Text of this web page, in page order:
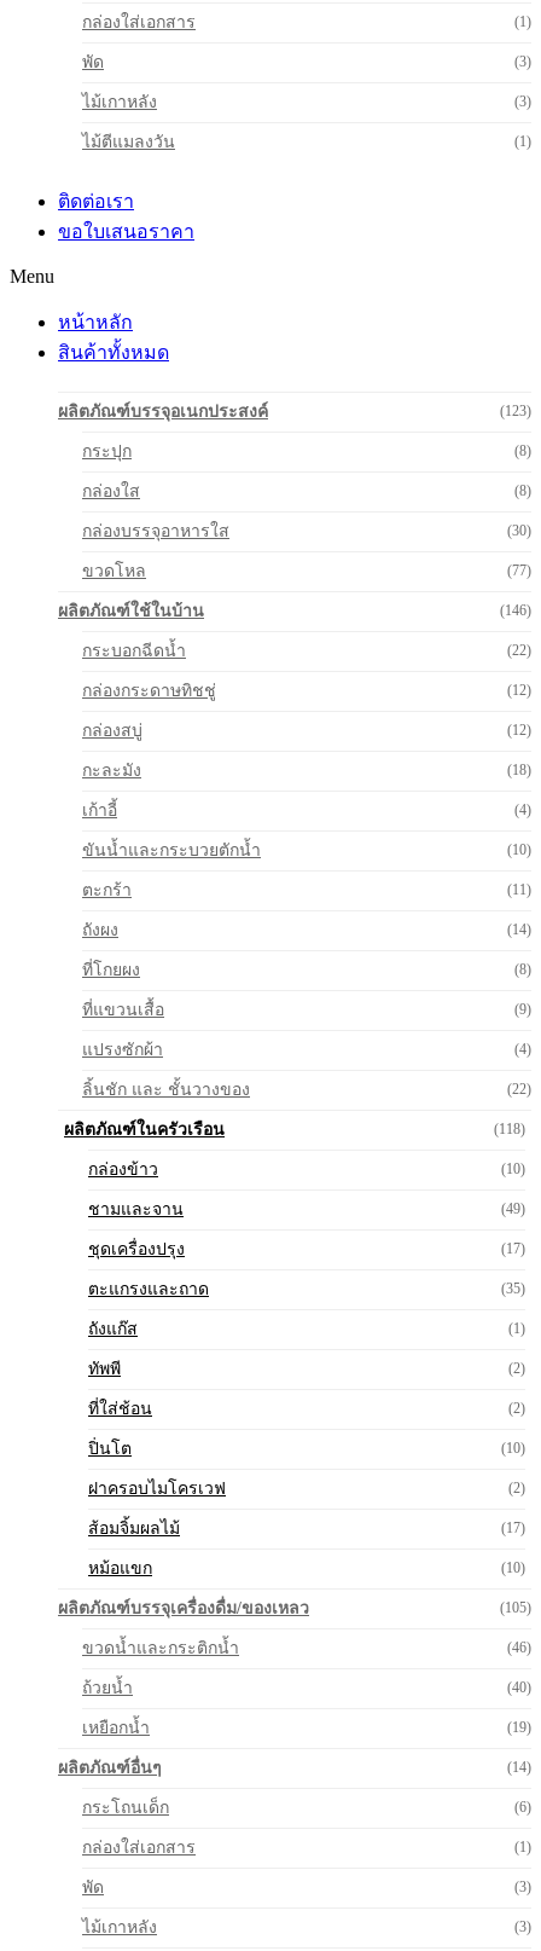
กล่องใส่เอกสาร (1)
พัด (3)
ไม้เกาหลัง (3)
ไม้ตีแมลงวัน (1)
ติดต่อเรา
ขอใบเสนอราคา
Menu
หน้าหลัก
สินค้าทั้งหมด
ผลิตภัณฑ์บรรจุอเนกประสงค์ (123)
กระปุก (8)
กล่องใส (8)
กล่องบรรจุอาหารใส (30)
ขวดโหล (77)
ผลิตภัณฑ์ใช้ในบ้าน (146)
กระบอกฉีดน้ำ (22)
กล่องกระดาษทิชชู่ (12)
กล่องสบู่ (12)
กะละมัง (18)
เก้าอี้ (4)
ขันน้ำและกระบวยตักน้ำ (10)
ตะกร้า (11)
ถังผง (14)
ที่โกยผง (8)
ที่แขวนเสื้อ (9)
แปรงซักผ้า (4)
ลิ้นชัก และ ชั้นวางของ (22)
ผลิตภัณฑ์ในครัวเรือน (118)
กล่องข้าว (10)
ชามและจาน (49)
ชุดเครื่องปรุง (17)
ตะแกรงและถาด (35)
ถังแก๊ส (1)
ทัพพี (2)
ที่ใส่ช้อน (2)
ปิ่นโต (10)
ฝาครอบไมโครเวฟ (2)
ส้อมจิ้มผลไม้ (17)
หม้อแขก (10)
ผลิตภัณฑ์บรรจุเครื่องดื่ม/ของเหลว (105)
ขวดน้ำและกระติกน้ำ (46)
ถ้วยน้ำ (40)
เหยือกน้ำ (19)
ผลิตภัณฑ์อื่นๆ (14)
กระโถนเด็ก (6)
กล่องใส่เอกสาร (1)
พัด (3)
ไม้เกาหลัง (3)